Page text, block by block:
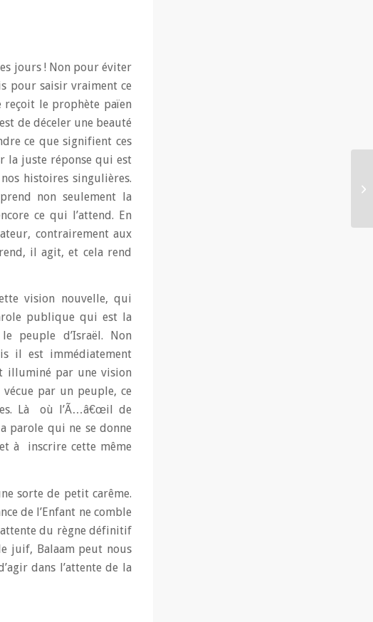
jours ! Non pour éviter
pour saisir vraiment ce
reçoit le prophète païen
de déceler une beauté
ce que signifient ces
la juste réponse qui est
histoires singulières.
non seulement la
ce qui l’attend. En
contrairement aux
il agit, et cela rend
vision nouvelle, qui
publique qui est la
peuple d’Israël. Non
il est immédiatement
illuminé par une vision
par un peuple, ce
Là où l’Ã…â€œil de
parole qui ne se donne
à inscrire cette même
sorte de petit carême.
de l’Enfant ne comble
du règne définitif
juif, Balaam peut nous
dans l’attente de la